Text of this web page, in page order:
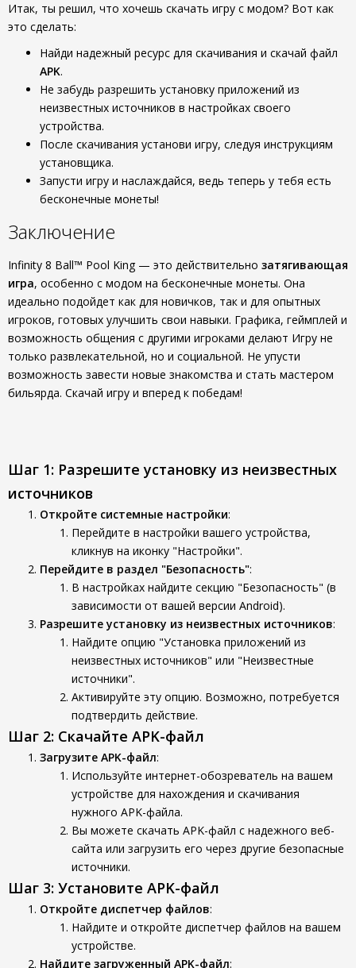
Итак, ты решил, что хочешь скачать игру с модом? Вот как
это сделать:
Найди надежный ресурс для скачивания и скачай файл
APK.
Не забудь разрешить установку приложений из
неизвестных источников в настройках своего
устройства.
После скачивания установи игру, следуя инструкциям
установщика.
Запусти игру и наслаждайся, ведь теперь у тебя есть
бесконечные монеты!
Заключение
Infinity 8 Ball™ Pool King — это действительно затягивающая
игра, особенно с модом на бесконечные монеты. Она
идеально подойдет как для новичков, так и для опытных
игроков, готовых улучшить свои навыки. Графика, геймплей и
возможность общения с другими игроками делают Игру не
только развлекательной, но и социальной. Не упусти
возможность завести новые знакомства и стать мастером
бильярда. Скачай игру и вперед к победам!
Шаг 1: Разрешите установку из неизвестных
источников
Откройте системные настройки:
Перейдите в настройки вашего устройства,
кликнув на иконку "Настройки".
Перейдите в раздел "Безопасность":
В настройках найдите секцию "Безопасность" (в
зависимости от вашей версии Android).
Разрешите установку из неизвестных источников:
Найдите опцию "Установка приложений из
неизвестных источников" или "Неизвестные
источники".
Активируйте эту опцию. Возможно, потребуется
подтвердить действие.
Шаг 2: Скачайте APK-файл
Загрузите APK-файл:
Используйте интернет-обозреватель на вашем
устройстве для нахождения и скачивания
нужного APK-файла.
Вы можете скачать APK-файл с надежного веб-
сайта или загрузить его через другие безопасные
источники.
Шаг 3: Установите APK-файл
Откройте диспетчер файлов:
Найдите и откройте диспетчер файлов на вашем
устройстве.
Найдите загруженный APK-файл: